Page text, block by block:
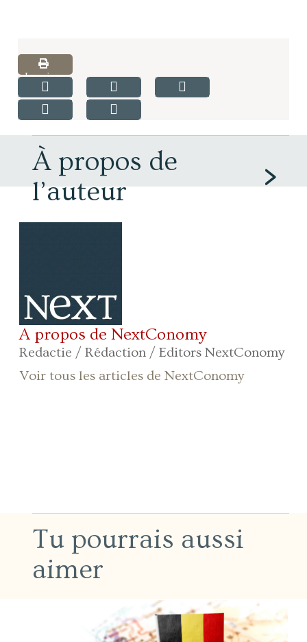
Imprimer
À propos de
l’auteur
A propos de NextConomy
Redactie / Rédaction / Editors NextConomy
Voir tous les articles de NextConomy
Tu pourrais aussi
aimer